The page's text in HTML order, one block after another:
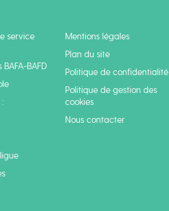
service
BAFD
Mentions légales
Plan du site
Politique de confidentialité
Politique de gestion des
cookies
Nous contacter